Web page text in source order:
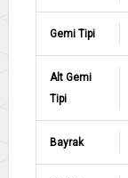
Gemi Tipi
Alt Gemi
Tipi
Bayrak